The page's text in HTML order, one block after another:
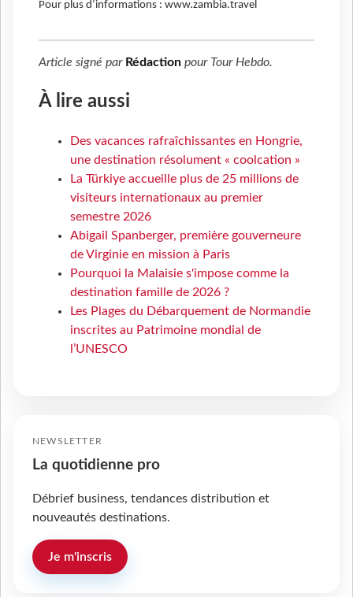
Pour plus d’informations : www.zambia.travel
Article signé par Rédaction pour Tour Hebdo.
À lire aussi
Des vacances rafraîchissantes en Hongrie,
une destination résolument « coolcation »
La Türkiye accueille plus de 25 millions de
visiteurs internationaux au premier
semestre 2026
Abigail Spanberger, première gouverneure
de Virginie en mission à Paris
Pourquoi la Malaisie s'impose comme la
destination famille de 2026 ?
Les Plages du Débarquement de Normandie
inscrites au Patrimoine mondial de
l’UNESCO
NEWSLETTER
La quotidienne pro
Débrief business, tendances distribution et
nouveautés destinations.
Je m'inscris